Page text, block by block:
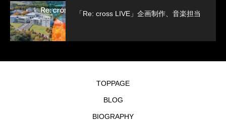
「Re: cross LIVE」企画制作、音楽担当
TOPPAGE
BLOG
BIOGRAPHY